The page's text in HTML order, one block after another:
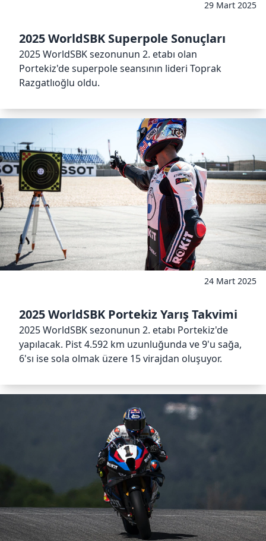
29 Mart 2025
2025 WorldSBK Superpole Sonuçları
2025 WorldSBK sezonunun 2. etabı olan
Portekiz'de superpole seansının lideri Toprak
Razgatlıoğlu oldu.
24 Mart 2025
2025 WorldSBK Portekiz Yarış Takvimi
2025 WorldSBK sezonunun 2. etabı Portekiz'de
yapılacak. Pist 4.592 km uzunluğunda ve 9'u sağa,
6'sı ise sola olmak üzere 15 virajdan oluşuyor.